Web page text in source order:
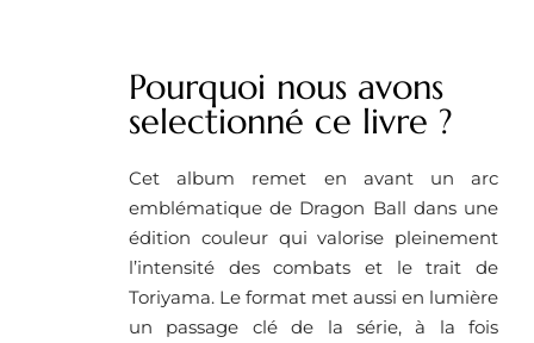
Pourquoi nous avons
selectionné ce livre ?
Cet album remet en avant un arc
emblématique de Dragon Ball dans une
édition couleur qui valorise pleinement
l’intensité des combats et le trait de
Toriyama. Le format met aussi en lumière
un passage clé de la série, à la fois